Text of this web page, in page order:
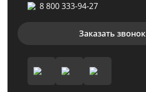
8 800 333-94-27
Заказать звонок